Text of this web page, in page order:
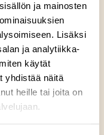
ja mainosten
Lisäksi
ja analytiikka-
käytät
yhdistää näitä
heille tai joita on
Kesän